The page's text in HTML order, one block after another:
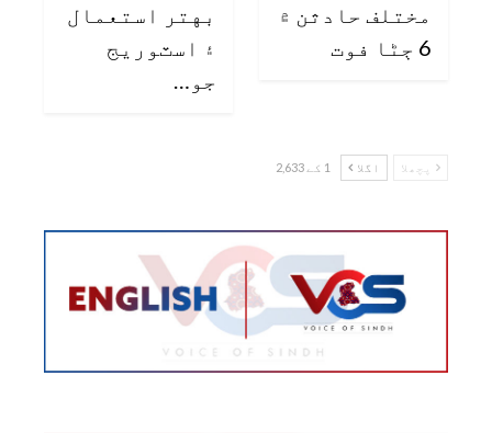
مختلف حادثن ۾
6 ڄڻا فوت
بهتر استعمال
۽ اسٽوريج
جو…
پچھلا اگلا 1 کے 2,633